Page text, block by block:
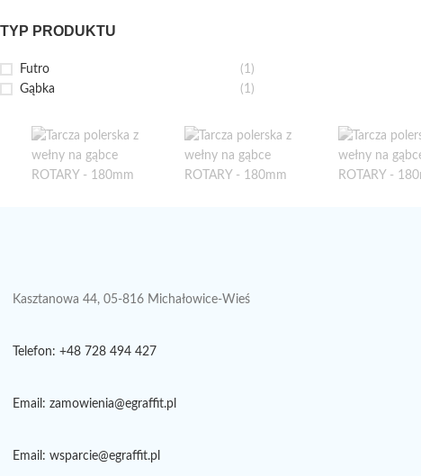
TYP PRODUKTU
Futro
(1)
Gąbka
(1)
Kasztanowa 44, 05-816 Michałowice-Wieś
Telefon: +48 728 494 427
Email: zamowienia@egraffit.pl
Email: wsparcie@egraffit.pl